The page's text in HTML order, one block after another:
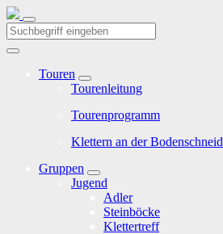
Touren
Tourenleitung
Tourenprogramm
Klettern an der Bodenschneid
Gruppen
Jugend
Adler
Steinböcke
Klettertreff